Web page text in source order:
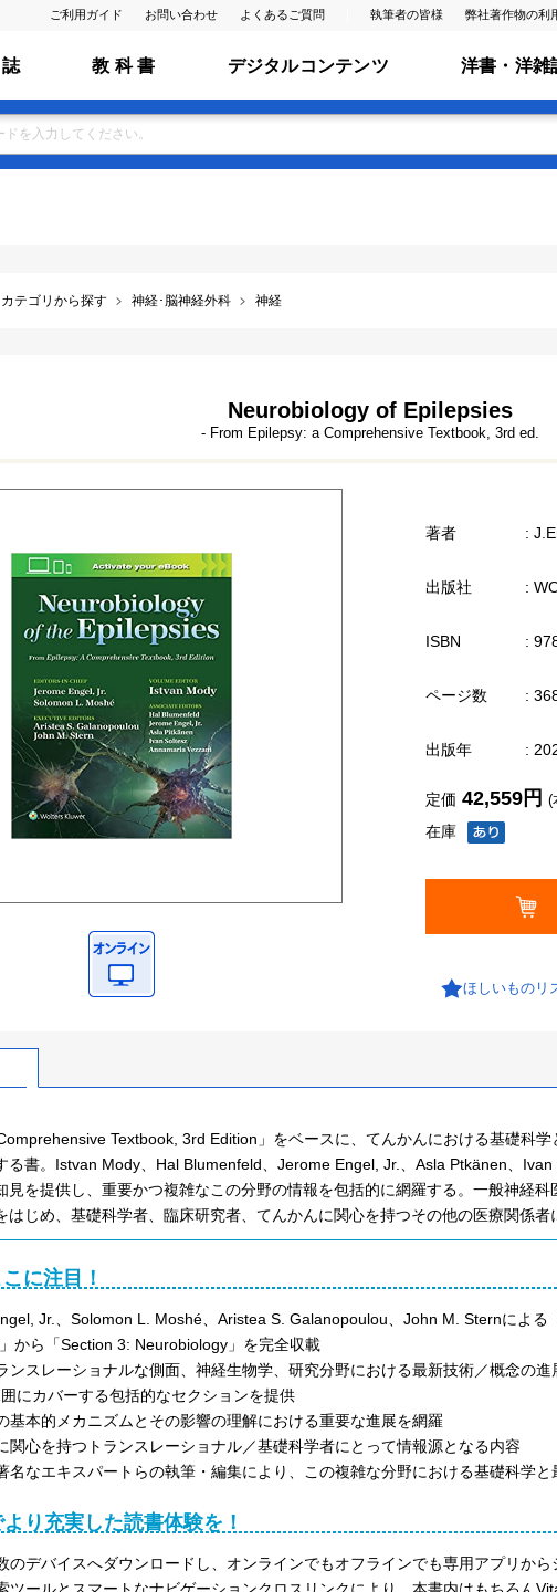
ご利用ガイド お問い合わせ よくあるご質問 執筆者の皆様 弊社著作物の利
教 科 書 デジタルコンテンツ 洋書・洋雑
カテゴリから探す 神経･脳神経外科 神経
Neurobiology of Epilepsies
- From Epilepsy: a Comprehensive Textbook, 3rd ed.
著者 :
出版社 :
ISBN :
ページ数 :
出版年 :
在庫
定価 42,559円 (
ほしいものリ
Comprehensive Textbook, 3rd Edition」をベースに、てんかんにおける基礎科
る書。Istvan Mody、Hal Blumenfeld、Jerome Engel, Jr.、Asla Ptkänen、
見を提供し、重要かつ複雑なこの分野の情報を包括的に網羅する。一般神経
はじめ、基礎科学者、臨床研究者、てんかんに関心を持つその他の医療関係者
に注目！
Jr.、Solomon L. Moshé、Aristea S. Galanopoulou、John M. Sternによる
から「Section 3: Neurobiology」を完全収載
ンスレーショナルな側面、神経生物学、研究分野における最新技術／概念の
にカバーする包括的なセクションを提供
基本的メカニズムとその影響の理解における重要な進展を網羅
関心を持つトランスレーショナル／基礎科学者にとって情報源となる内容
名なエキスパートらの執筆・編集により、この複雑な分野における基礎科学
り充実した読書体験を！
のデバイスへダウンロードし、オンラインでもオフラインでも専用アプリか
ツールとスマートなナビゲーションクロスリンクにより、本書内はもちろん